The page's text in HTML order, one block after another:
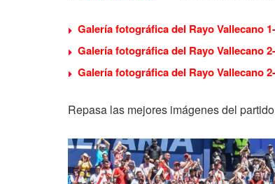
Galería fotográfica del Rayo Vallecano
Galería fotográfica del Rayo Vallecano
Galería fotográfica del Rayo Vallecano
Repasa las mejores imágenes del